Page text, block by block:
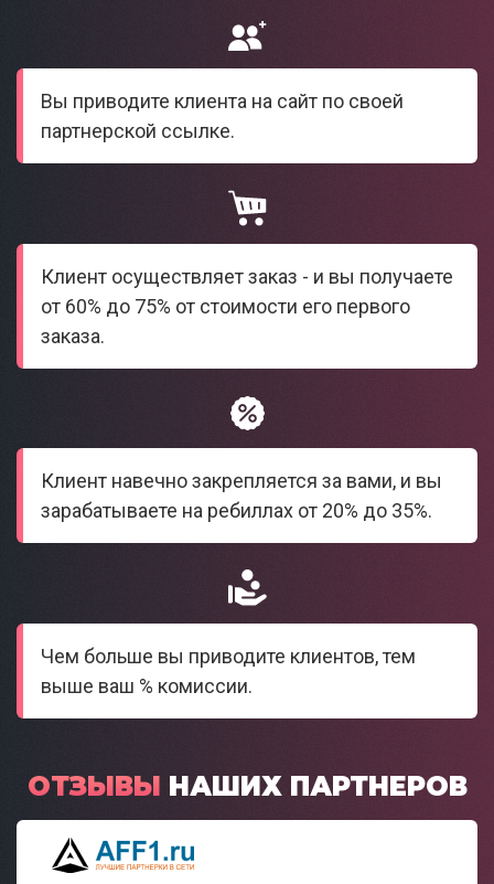
Вы приводите клиента на сайт по своей
партнерской ссылке.
Клиент осуществляет заказ - и вы получаете
от 60% до 75% от стоимости его первого
заказа.
Клиент навечно закрепляется за вами, и вы
зарабатываете на ребиллах от 20% до 35%.
Чем больше вы приводите клиентов, тем
выше ваш % комиссии.
ОТЗЫВЫ НАШИХ ПАРТНЕРОВ